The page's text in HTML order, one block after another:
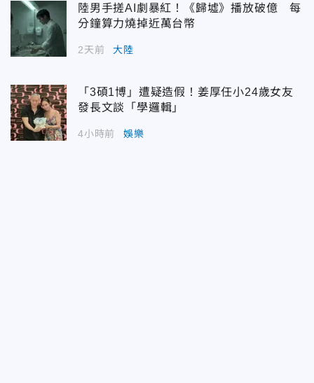
陸男手搓AI劇暴紅！《歸墟》播放破億 每
分鐘算力燒掉近萬台幣
2天前 大陸
「3碩1博」遭疑造假！姜厚任小24歲女友
發長文談「學邏輯」
4小時前 娛樂